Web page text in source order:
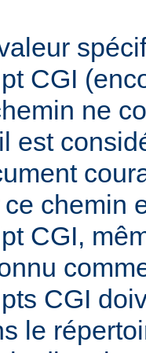
CGI
ne
est
ce chemin
CGI,
CGI
le